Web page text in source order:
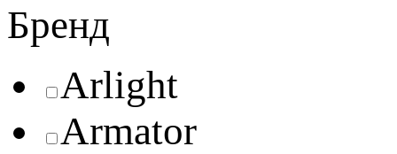
Бренд
Arlight
Armator